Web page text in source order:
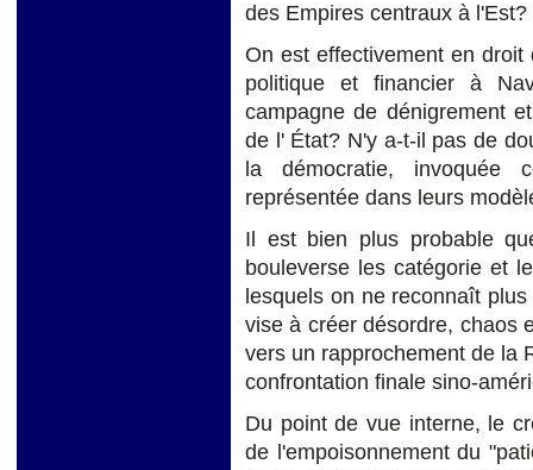
des Empires centraux à l'Est?
On est effectivement en
politique et financier à
campagne de dénigrement
de l' État? N'y a-t-il pas de
la démocratie, invoquée
représentée dans leurs
Il est bien plus probable
bouleverse les catégorie et
lesquels on ne reconnaît
vise à créer désordre, chaos
vers un rapprochement de la
confrontation finale sino-
Du point de vue interne, le
de l'empoisonnement du